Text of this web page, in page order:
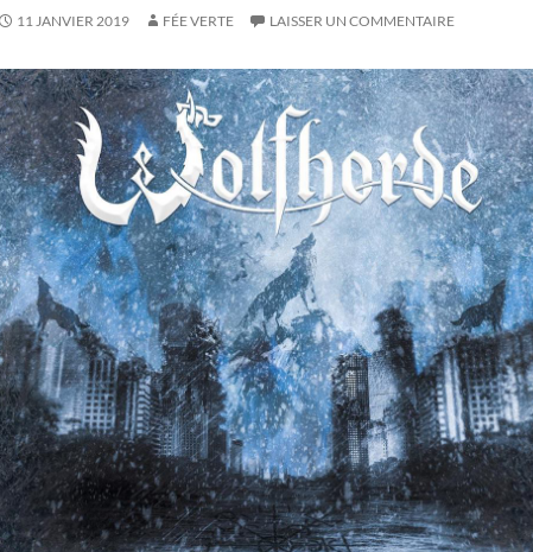
11 JANVIER 2019 FÉE VERTE LAISSER UN COMMENTAIRE